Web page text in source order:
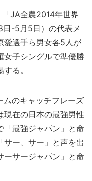
JA全農2014年世界
-5月5日）の代表メ
愛選手ら男女各5人が
女子シングルで準優勝
る。
のキャッチフレーズ
現在の日本の最強男性
「最強ジャパン」と命
サー、サー」と声を出
ーサージャパン」と命